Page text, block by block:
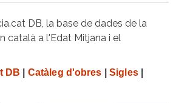
DB, la base de dades de la
català a l'Edat Mitjana i el
DB Catàleg d'obres Sigles|